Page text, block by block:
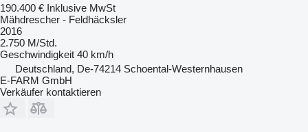
190.400 € Inklusive MwSt
Mähdrescher - Feldhäcksler
2016
2.750 M/Std.
Geschwindigkeit 40 km/h
Deutschland, De-74214 Schoental-Westernhausen
E-FARM GmbH
Verkäufer kontaktieren